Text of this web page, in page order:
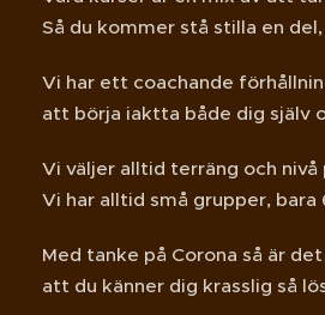
Så du kommer stå stilla en
Vi har ett coachande
att börja iaktta både dig själv
Vi väljer alltid terräng och
Vi har alltid små grupper,
Med tanke på Corona så är
att du känner dig krasslig så